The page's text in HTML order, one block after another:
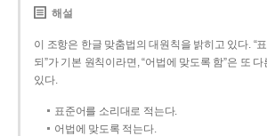
해설
이 조항은 한글 맞춤법의 대원칙을 밝히고 있다. “
되”가 기본 원칙이라면, “어법에 맞도록 함”은 또
있다.
표준어를 소리대로 적는다.
어법에 맞도록 적는다.